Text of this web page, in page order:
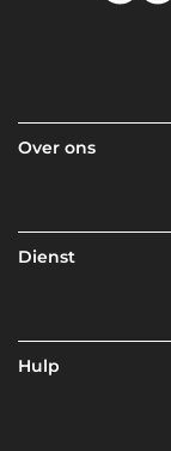
Over ons
Dienst
Hulp